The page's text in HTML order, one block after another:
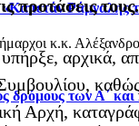
Ράμναλης
κ.κ.
δρόμους των Α΄
προτάσεις τους.
αρχικά,
Αρχή,